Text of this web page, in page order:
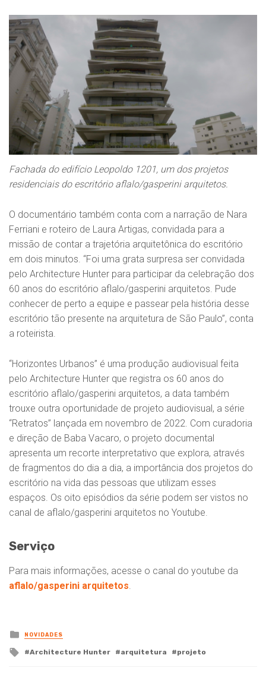
Fachada do edifício Leopoldo 1201, um dos projetos
residenciais do escritório aflalo/gasperini arquitetos.
O documentário também conta com a narração de Nara
Ferriani e roteiro de Laura Artigas, convidada para a
missão de contar a trajetória arquitetônica do escritório
em dois minutos. “Foi uma grata surpresa ser convidada
pelo Architecture Hunter para participar da celebração dos
60 anos do escritório aflalo/gasperini arquitetos. Pude
conhecer de perto a equipe e passear pela história desse
escritório tão presente na arquitetura de São Paulo”, conta
a roteirista.
“Horizontes Urbanos” é uma produção audiovisual feita
pelo Architecture Hunter que registra os 60 anos do
escritório aflalo/gasperini arquitetos, a data também
trouxe outra oportunidade de projeto audiovisual, a série
“Retratos” lançada em novembro de 2022. Com curadoria
e direção de Baba Vacaro, o projeto documental
apresenta um recorte interpretativo que explora, através
de fragmentos do dia a dia, a importância dos projetos do
escritório na vida das pessoas que utilizam esses
espaços. Os oito episódios da série podem ser vistos no
canal de aflalo/gasperini arquitetos no Youtube.
Serviço
Para mais informações, acesse o canal do youtube da
aflalo/gasperini arquitetos.
Posted
in
NOVIDADES
Tagged
Architecture Hunter arquitetura projeto